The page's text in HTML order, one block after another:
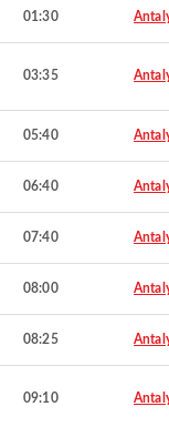
01:30
03:35
05:40
06:40
07:40
08:00
08:25
09:10